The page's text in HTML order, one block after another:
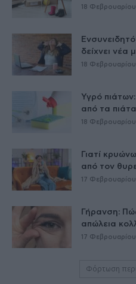
18
δείχνει νέα
18
Υγρό
από τα πιάτα
18
Γιατί
από τον
17
Γήρανση:
απώλεια
17
Φόρτωση